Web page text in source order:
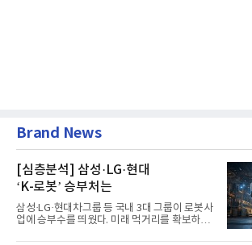
Brand News
[심층분석] 삼성·LG·현대
‘K-로봇’ 승부처는
삼성·LG·현대차그룹 등 국내 3대 그룹이 로봇사
업에 승부수를 띄웠다. 미래 먹거리를 확보하기